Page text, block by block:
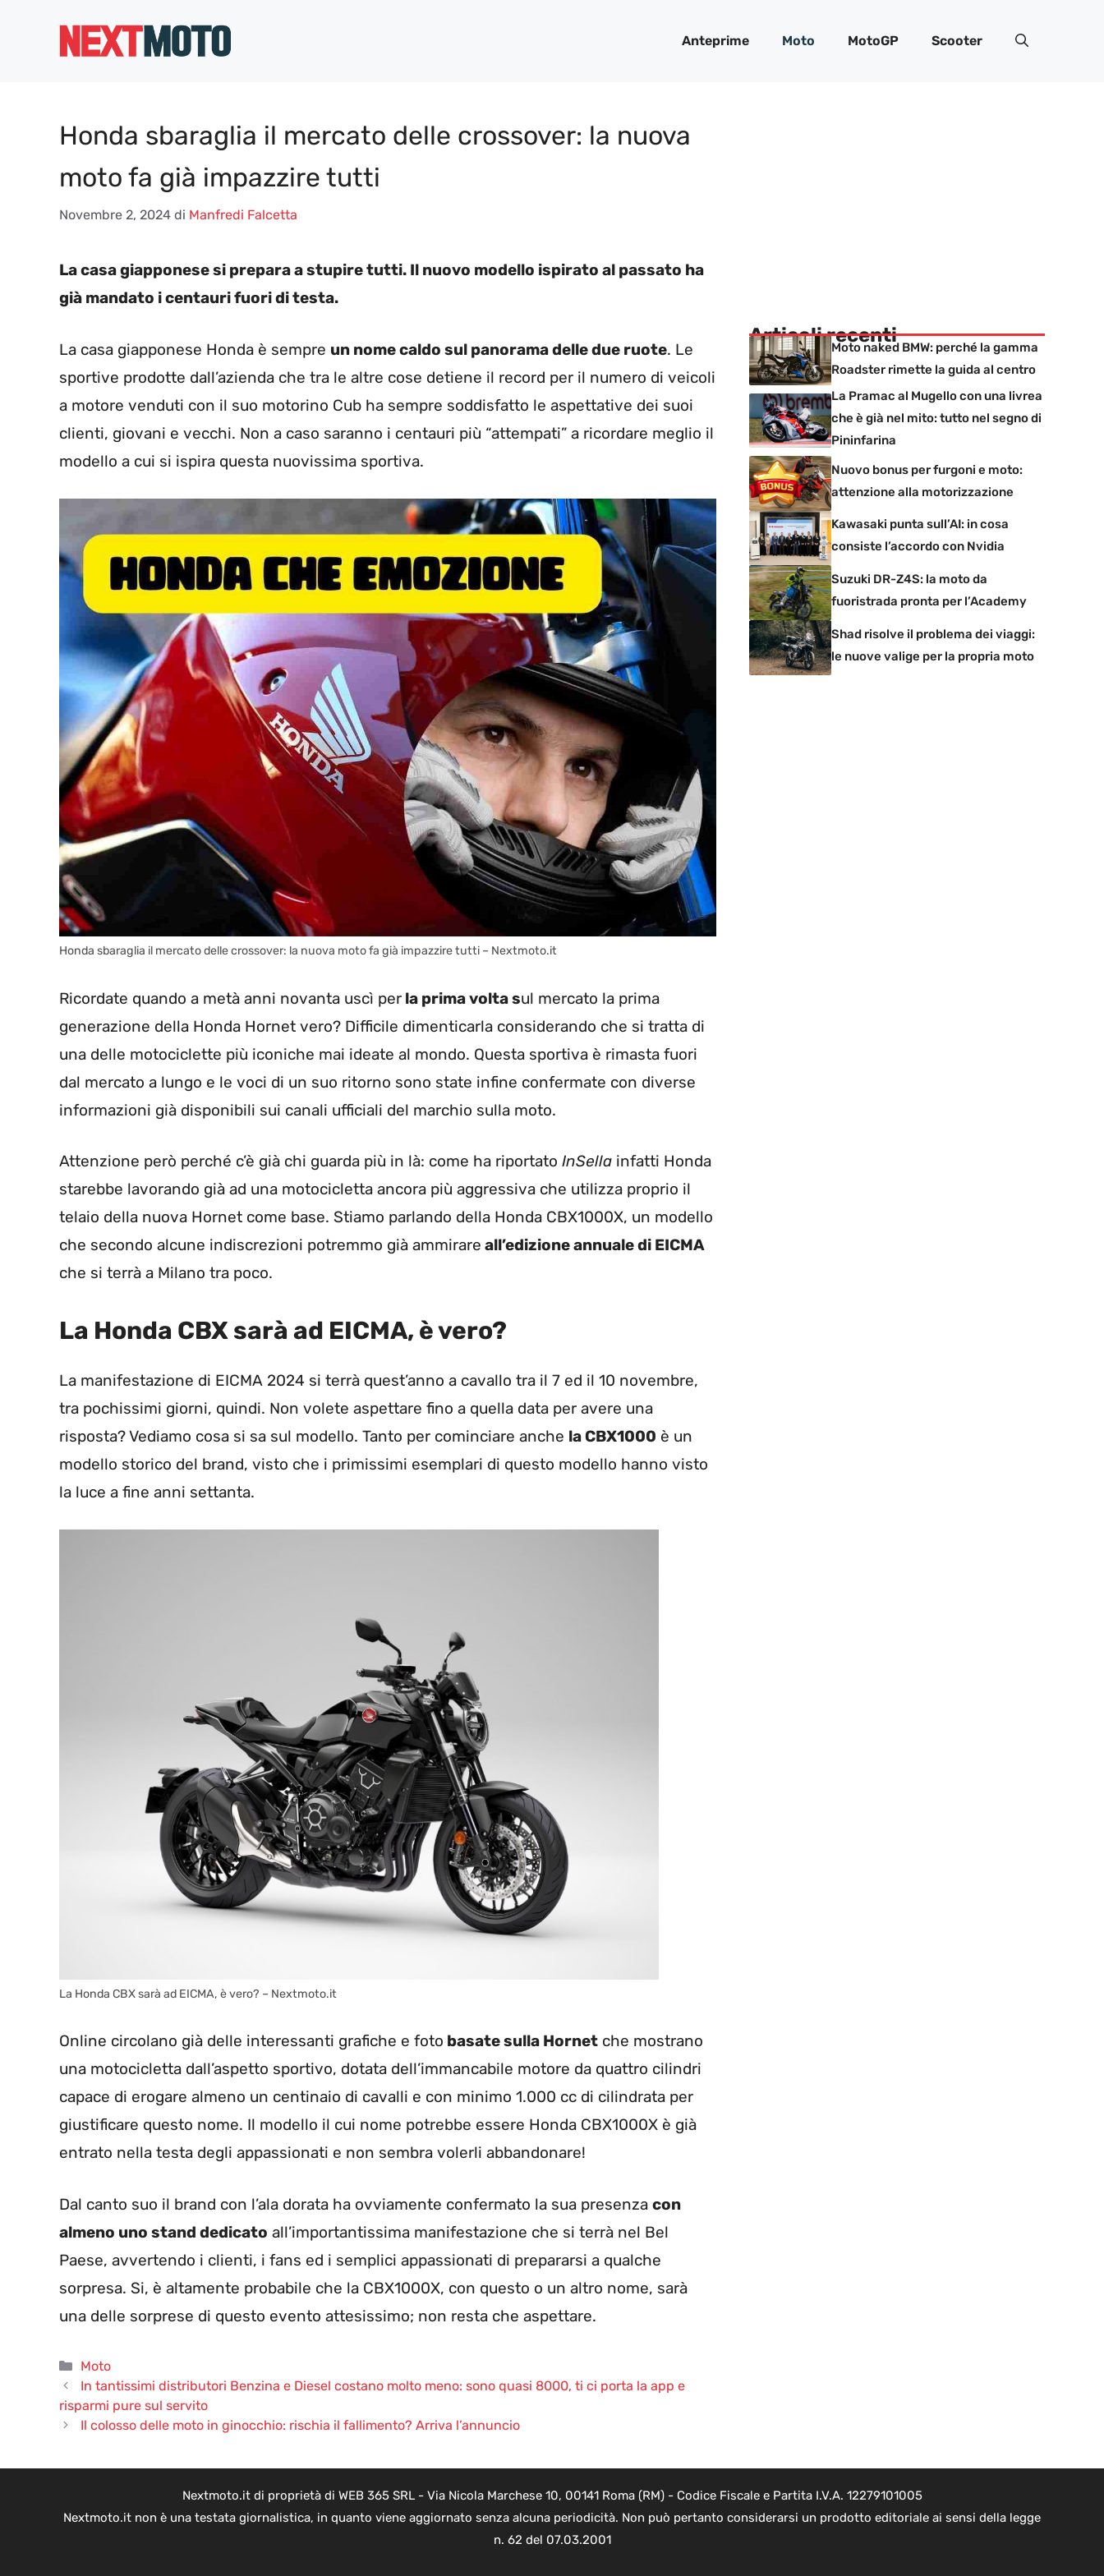
Anteprime Moto MotoGP Scooter
Honda sbaraglia il mercato delle crossover: la nuova
moto fa già impazzire tutti
Novembre 2, 2024 di Manfredi Falcetta
La casa giapponese si prepara a stupire tutti. Il nuovo modello ispirato al passato ha
già mandato i centauri fuori di testa.
La casa giapponese Honda è sempre un nome caldo sul panorama delle due ruote. Le
sportive prodotte dall’azienda che tra le altre cose detiene il record per il numero di veicoli
a motore venduti con il suo motorino Cub ha sempre soddisfatto le aspettative dei suoi
clienti, giovani e vecchi. Non a caso saranno i centauri più “attempati” a ricordare meglio il
modello a cui si ispira questa nuovissima sportiva.
Honda sbaraglia il mercato delle crossover: la nuova moto fa già impazzire tutti – Nextmoto.it
Ricordate quando a metà anni novanta uscì per la prima volta sul mercato la prima
generazione della Honda Hornet vero? Difficile dimenticarla considerando che si tratta di
una delle motociclette più iconiche mai ideate al mondo. Questa sportiva è rimasta fuori
dal mercato a lungo e le voci di un suo ritorno sono state infine confermate con diverse
informazioni già disponibili sui canali ufficiali del marchio sulla moto.
Attenzione però perché c’è già chi guarda più in là: come ha riportato InSella infatti Honda
starebbe lavorando già ad una motocicletta ancora più aggressiva che utilizza proprio il
telaio della nuova Hornet come base. Stiamo parlando della Honda CBX1000X, un modello
che secondo alcune indiscrezioni potremmo già ammirare all’edizione annuale di EICMA
che si terrà a Milano tra poco.
La Honda CBX sarà ad EICMA, è vero?
La manifestazione di EICMA 2024 si terrà quest’anno a cavallo tra il 7 ed il 10 novembre,
tra pochissimi giorni, quindi. Non volete aspettare fino a quella data per avere una
risposta? Vediamo cosa si sa sul modello. Tanto per cominciare anche la CBX1000 è un
modello storico del brand, visto che i primissimi esemplari di questo modello hanno visto
la luce a fine anni settanta.
La Honda CBX sarà ad EICMA, è vero? – Nextmoto.it
Online circolano già delle interessanti grafiche e foto basate sulla Hornet che mostrano
una motocicletta dall’aspetto sportivo, dotata dell’immancabile motore da quattro cilindri
capace di erogare almeno un centinaio di cavalli e con minimo 1.000 cc di cilindrata per
giustificare questo nome. Il modello il cui nome potrebbe essere Honda CBX1000X è già
entrato nella testa degli appassionati e non sembra volerli abbandonare!
Dal canto suo il brand con l’ala dorata ha ovviamente confermato la sua presenza con
almeno uno stand dedicato all’importantissima manifestazione che si terrà nel Bel
Paese, avvertendo i clienti, i fans ed i semplici appassionati di prepararsi a qualche
sorpresa. Si, è altamente probabile che la CBX1000X, con questo o un altro nome, sarà
una delle sorprese di questo evento attesissimo; non resta che aspettare.
Categorie
Moto
In tantissimi distributori Benzina e Diesel costano molto meno: sono quasi 8000, ti ci porta la app e
risparmi pure sul servito
Il colosso delle moto in ginocchio: rischia il fallimento? Arriva l’annuncio
Articoli recenti
Moto naked BMW: perché la gamma
Roadster rimette la guida al centro
La Pramac al Mugello con una livrea
che è già nel mito: tutto nel segno di
Pininfarina
Nuovo bonus per furgoni e moto:
attenzione alla motorizzazione
Kawasaki punta sull’AI: in cosa
consiste l’accordo con Nvidia
Suzuki DR-Z4S: la moto da
fuoristrada pronta per l’Academy
Shad risolve il problema dei viaggi:
le nuove valige per la propria moto
Nextmoto.it di proprietà di WEB 365 SRL - Via Nicola Marchese 10, 00141 Roma (RM) - Codice Fiscale e Partita I.V.A. 12279101005
Nextmoto.it non è una testata giornalistica, in quanto viene aggiornato senza alcuna periodicità. Non può pertanto considerarsi un prodotto editoriale ai sensi della legge
n. 62 del 07.03.2001